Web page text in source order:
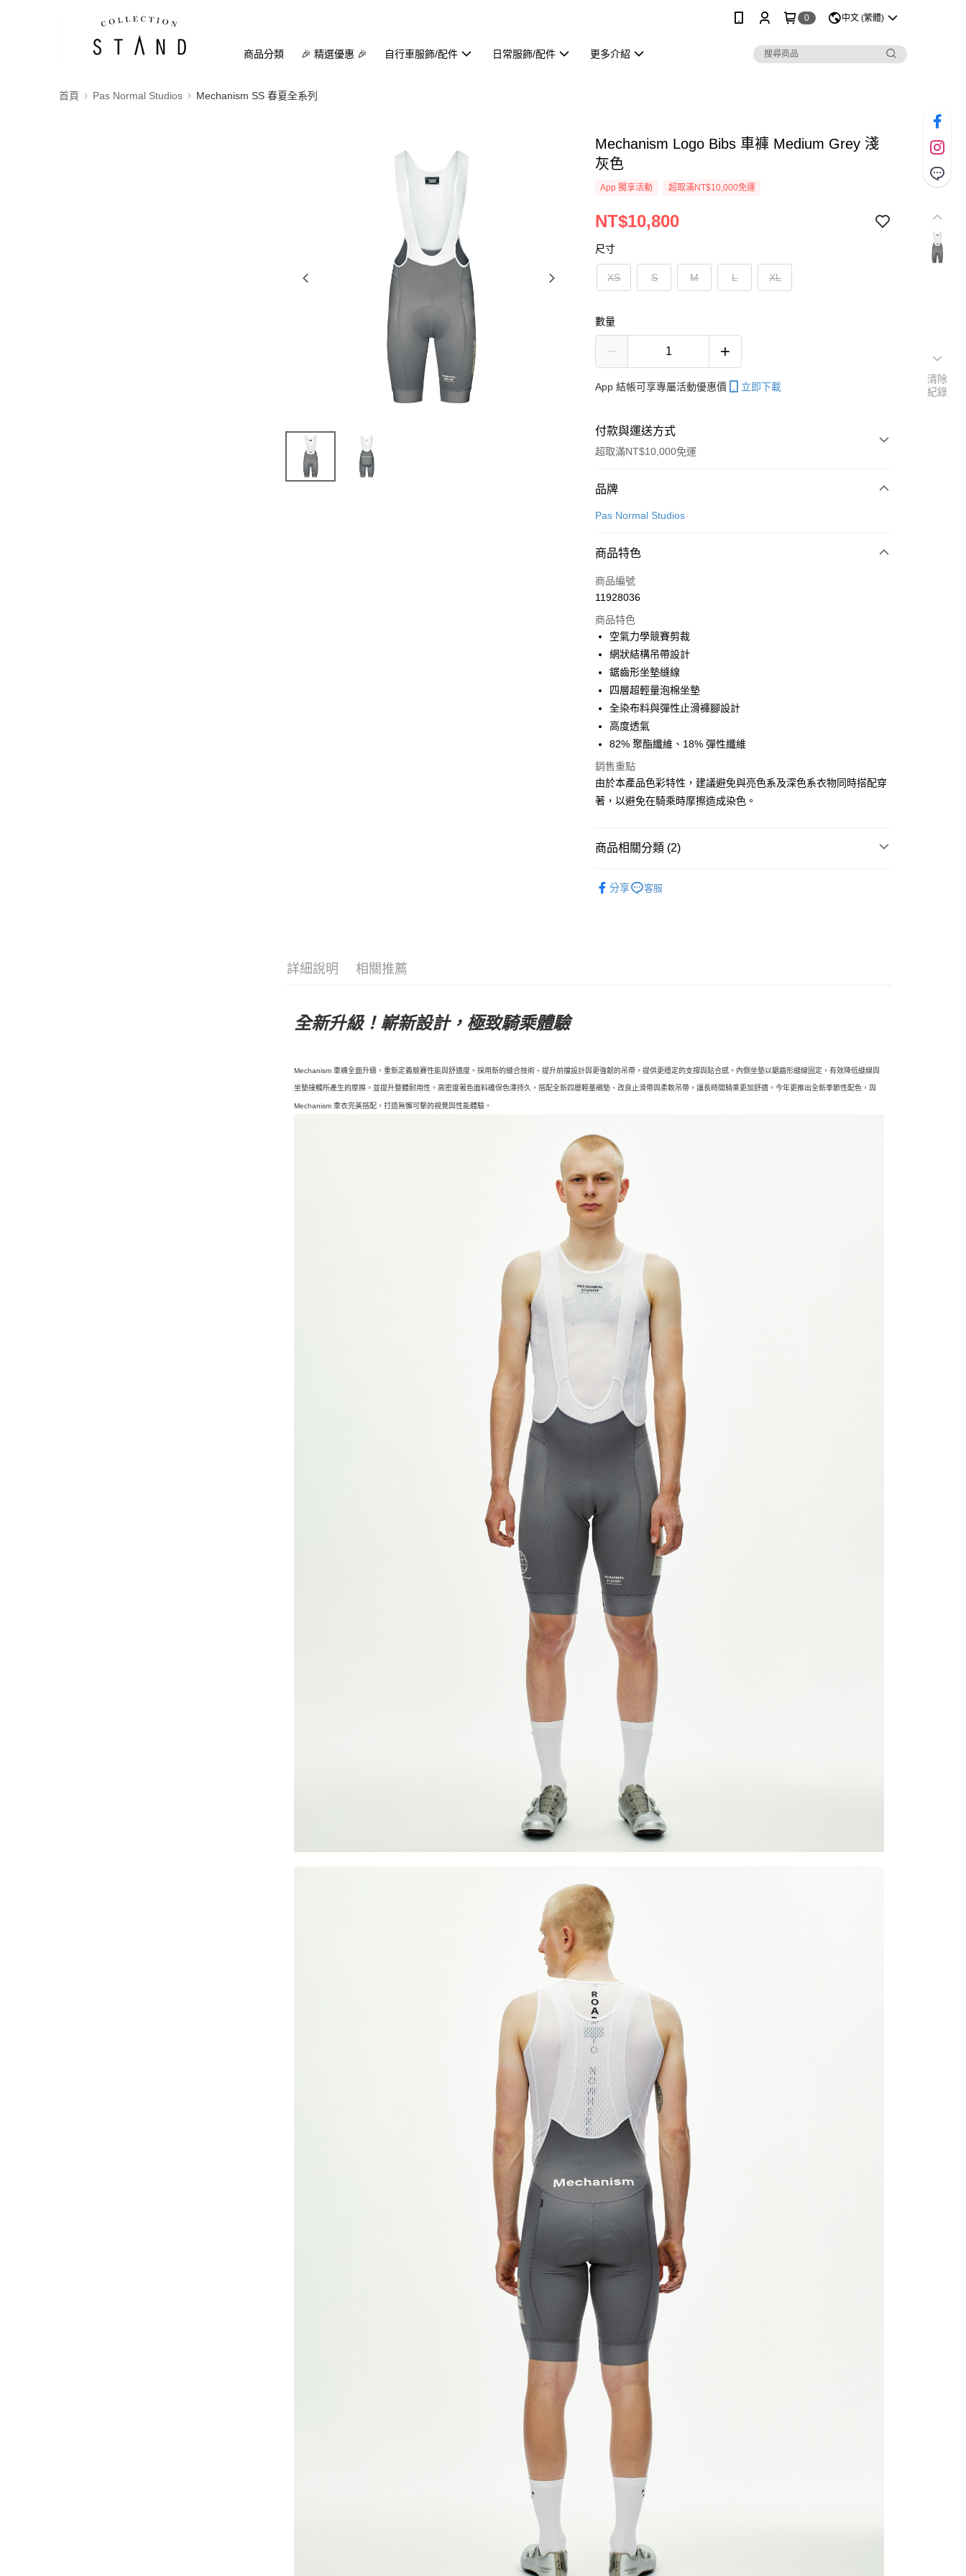
0 中文 (繁體)
商品分類 🎉 精選優惠 🎉 自行車服飾/配件 日常服飾/配件 更多介紹
首頁 Pas Normal Studios Mechanism SS 春夏全系列
Mechanism Logo Bibs 車褲 Medium Grey 淺
灰色
App 獨享活動 超取滿NT$10,000免運
NT$10,800
尺寸
XS S M L XL
數量
App 結帳可享專屬活動優惠價 立即下載
付款與運送方式
超取滿NT$10,000免運
付款方式
信用卡一次付款
Apple Pay
Google Pay
運送方式
全家店到店
每筆NT$80，滿NT$10,000(含以上)免運費
付款後全家取貨
每筆NT$80，滿NT$10,000(含以上)免運費
7-11店到店
每筆NT$80，滿NT$10,000(含以上)免運費
每筆NT$80，滿NT$10,000(含以上)免運費
每筆NT$130，滿NT$10,000(含以上)免運費
品牌
Pas Normal Studios
商品特色
商品編號
11928036
商品特色
空氣力學競賽剪裁
網狀結構吊帶設計
鋸齒形坐墊縫線
四層超輕量泡棉坐墊
全染布料與彈性止滑褲腳設計
高度透氣
82% 聚酯纖維、18% 彈性纖維
銷售重點
由於本產品色彩特性，建議避免與亮色系及深色系衣物同時搭配穿
著，以避免在騎乘時摩擦造成染色。
商品相關分類 (2)
分享 客服
詳細說明 相關推薦
全新升級！嶄新設計，極致騎乘體驗
Mechanism 車褲全面升級，重新定義競賽性能與舒適度。採用新的縫合技術、提升前擋設計與更強韌的吊帶，提供更穩定的支撐與貼合感。內側坐墊以鋸齒形縫線固定，有效降低縫線與
坐墊接觸所產生的摩擦，並提升整體耐用性。高密度著色面料確保色澤持久，搭配全新四層輕量襯墊、改良止滑帶與柔軟吊帶，讓長時間騎乘更加舒適。今年更推出全新季節性配色，與
Mechanism 車衣完美搭配，打造無懈可擊的視覺與性能體驗。
清除
紀錄